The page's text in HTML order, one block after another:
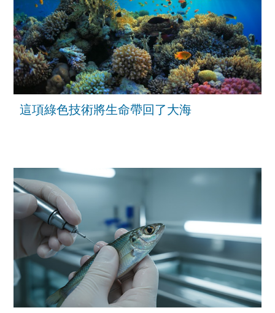
這項綠色技術將生命帶回了大海